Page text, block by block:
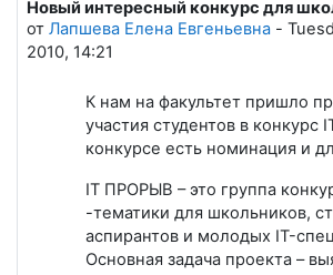
Новый интересный конкурс для
от Лапшева Елена Евгеньевна -
2010, 14:21
Количество ответов: 0
К нам на факультет пришло
участия студентов в конкурс
конкурсе есть номинация и
IT ПРОРЫВ – это группа
-тематики для школьников,
аспирантов и молодых IT-
Основная задача проекта –